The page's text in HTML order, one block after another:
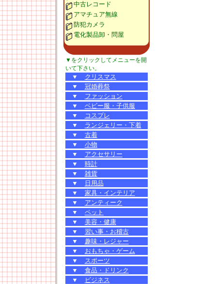
中古レコード
アマチュア無線
防犯カメラ
電化製品卸・問屋
▼をクリックしてメニューを開
いて下さい。
▼
クリスマス
▼
冠婚葬祭
▼
ファッション
▼
ベビー服・子供服
▼
コスプレ
▼
ランジェリー・下着
▼
古着
▼
小物
▼
アクセサリー
▼
時計
▼
雑貨
▼
日用品
▼
家具・インテリア
▼
アンティーク
▼
ペット
▼
美容・健康
▼
習い事・お稽古
▼
趣味・レジャー
▼
おもちゃ・ゲーム
▼
スポーツ
▼
食品・ドリンク
▼
ビジネス